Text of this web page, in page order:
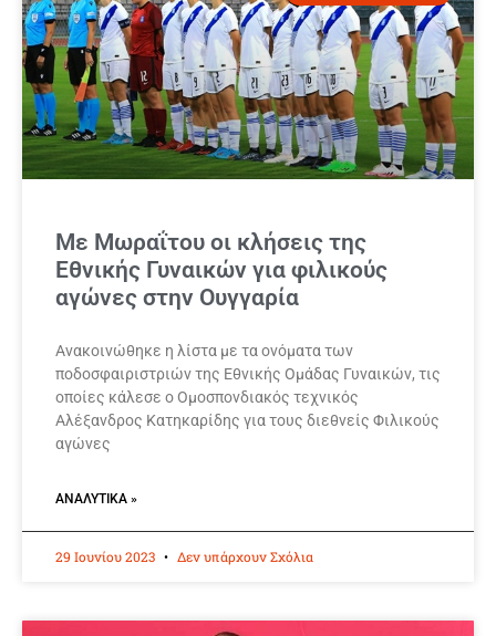
Με Μωραΐτου οι κλήσεις της
Εθνικής Γυναικών για φιλικούς
αγώνες στην Ουγγαρία
Ανακοινώθηκε η λίστα με τα ονόματα των
ποδοσφαιριστριών της Εθνικής Ομάδας Γυναικών, τις
οποίες κάλεσε ο Ομοσπονδιακός τεχνικός
Αλέξανδρος Κατηκαρίδης για τους διεθνείς Φιλικούς
αγώνες
ΑΝΑΛΥΤΙΚΆ »
29 Ιουνίου 2023 Δεν υπάρχουν Σχόλια